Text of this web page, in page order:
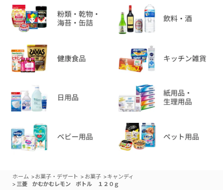
ホーム >お菓子・デザート > お菓子 >キャンディ
> 三菱 かむかむレモン ボトル １２０ｇ